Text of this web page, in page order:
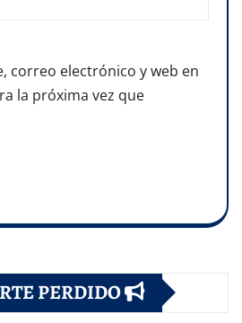
correo electrónico y web en
la próxima vez que
PERDIDO